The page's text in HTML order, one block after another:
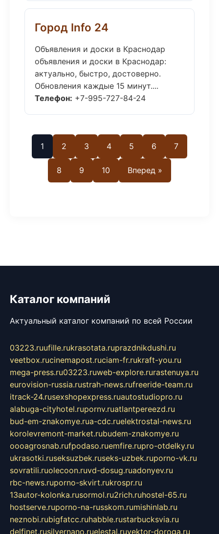
Город Info 24
Объявления и доски в Краснодар
объявления и доски в Краснодар:
актуально, быстро, достоверно.
Обновления каждые 15 минут....
Телефон: +7-995-727-84-24
1 2 3 4 5 6 7
8 9 10 Вперед »
Каталог компаний
Актуальный каталог компаний по всей России
03223.ruufille.rukrasotata.ruprazdnikdushi.ru
veetbox.rucinemapost.ruciam-fr.rukraft-you.ru
mega-press.ru03223.ruweb-explore.rurastenuya.ru
eurovision-russia.rustrah-news.rufreeride-team.ru
itrack-24.rusexshopexpress.ruautostudiopro.ru
alabuga-cityhotel.rupornv.ruatlantpereezd.ru
bud-em-znakomye.rua-cdc.ruelektrostal-news.ru
korolevremont-market.rubudem-znakomye.ru
oooagrosnab.rufpodaso.ruemfire.rupro-otdelky.ru
ukrasotki.ruseksuzbek.ruseks-uzbek.ruporno-vk.ru
sovratili.ruolecoon.ruvd-dosug.ruadonyev.ru
rbc-news.ruporno-skvirt.rukrospr.ru
13autor-kolonka.rusormol.ru2rich.ruhostel-65.ru
hostserve.ruporno-na-russkom.rumishinlab.ru
neznobi.rubigfatcc.ruhabble.rustarbucksvia.ru
delfinet.rusilvernano.ruelestal.ruvektor-doroga.ru